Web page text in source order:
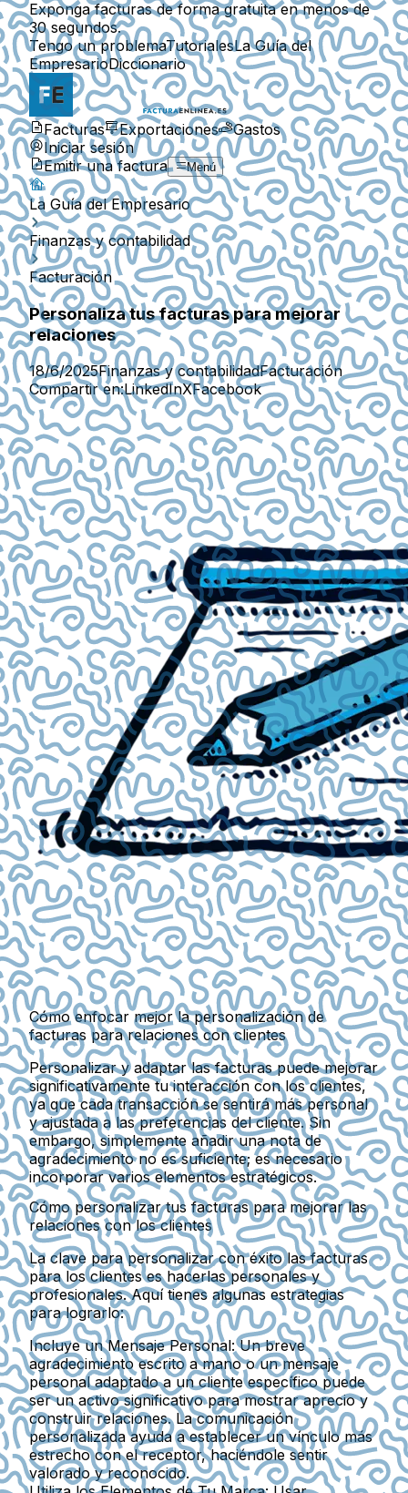
Exponga facturas de forma gratuita en menos de
30 segundos.
Tengo un problemaTutorialesLa Guía del
EmpresarioDiccionario
Facturas Exportaciones
Gastos
Iniciar sesión
Emitir una factura
Menú
La Guía del Empresario
Finanzas y contabilidad
Facturación
Personaliza tus facturas para mejorar
relaciones
18/6/2025Finanzas y contabilidadFacturación
Compartir en:LinkedInXFacebook
Cómo enfocar mejor la personalización de
facturas para relaciones con clientes
Personalizar y adaptar las facturas puede mejorar
significativamente tu interacción con los clientes,
ya que cada transacción se sentirá más personal
y ajustada a las preferencias del cliente. Sin
embargo, simplemente añadir una nota de
agradecimiento no es suficiente; es necesario
incorporar varios elementos estratégicos.
Cómo personalizar tus facturas para mejorar las
relaciones con los clientes
La clave para personalizar con éxito las facturas
para los clientes es hacerlas personales y
profesionales. Aquí tienes algunas estrategias
para lograrlo:
Incluye un Mensaje Personal: Un breve
agradecimiento escrito a mano o un mensaje
personal adaptado a un cliente específico puede
ser un activo significativo para mostrar aprecio y
construir relaciones. La comunicación
personalizada ayuda a establecer un vínculo más
estrecho con el receptor, haciéndole sentir
valorado y reconocido.